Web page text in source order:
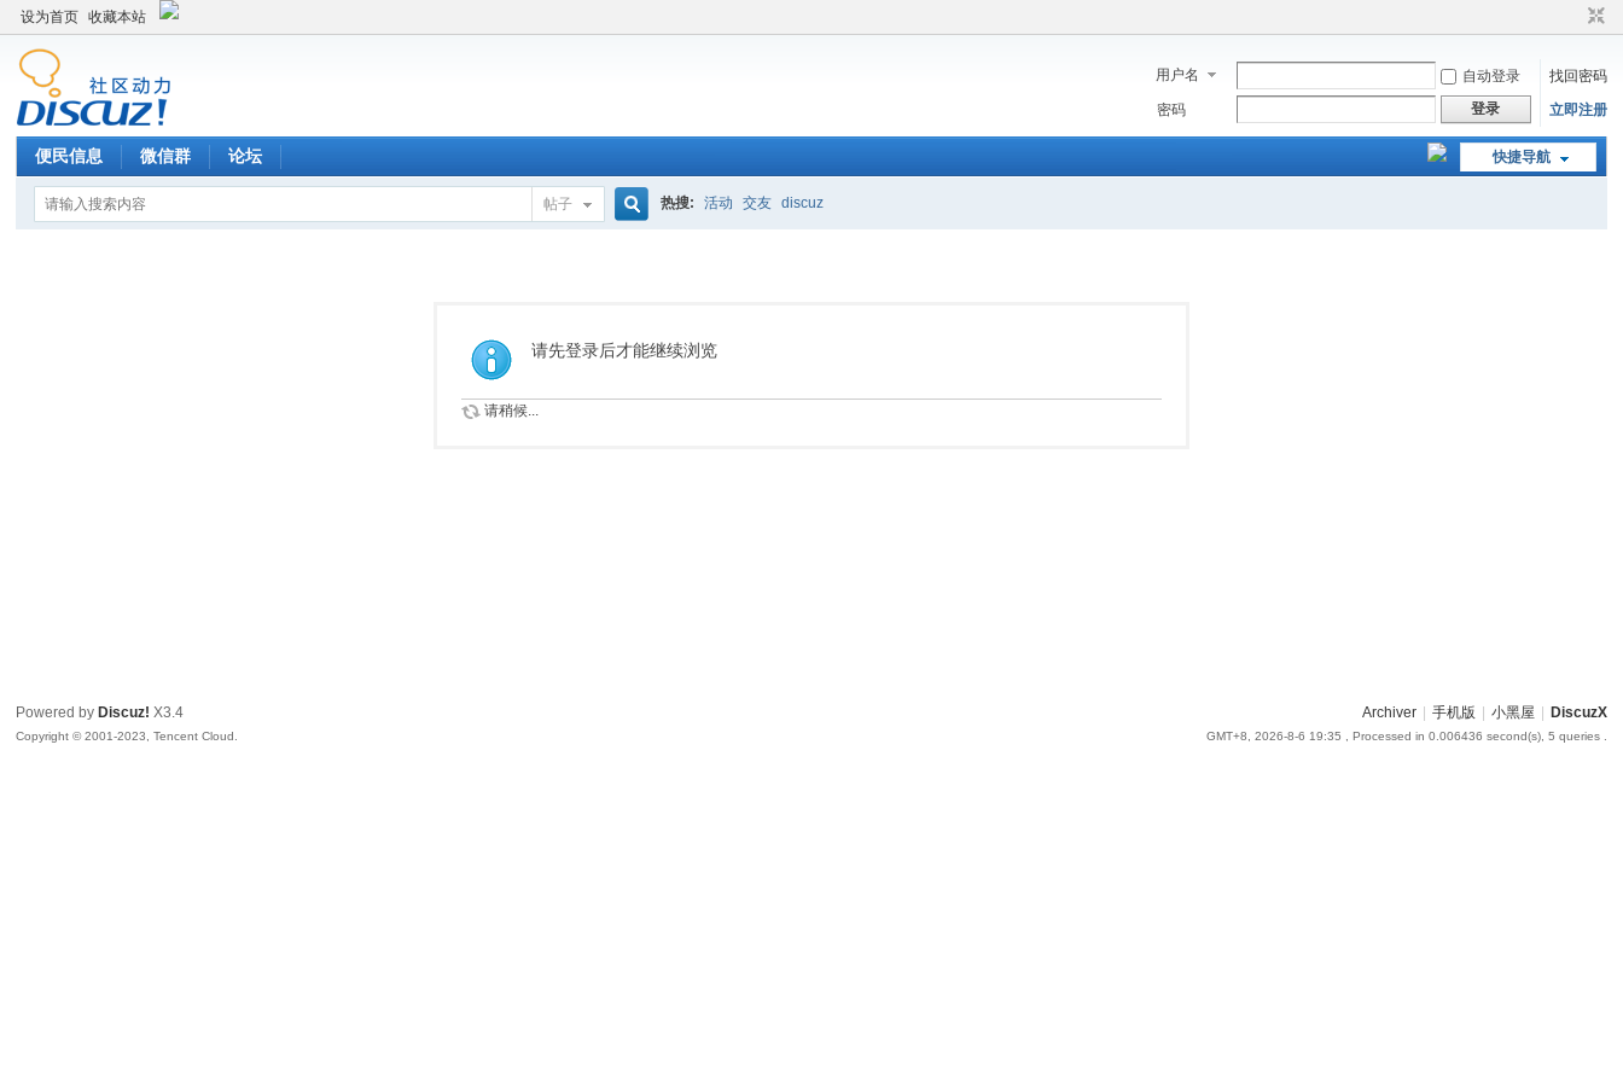
设为首页 收藏本站
用户名 自动登录
找回密码
密码
登录 立即注册
快捷导航
便民信息 微信群 论坛
帖子
索
热搜: 活动 交友 discuz
请先登录后才能继续浏览
请稍候...
Archiver 手机版 小黑屋 DiscuzX
GMT+8, 2026-8-6 19:35 , Processed in 0.006436 second(s), 5 queries .
Powered by Discuz! X3.4
Copyright © 2001-2023, Tencent Cloud.